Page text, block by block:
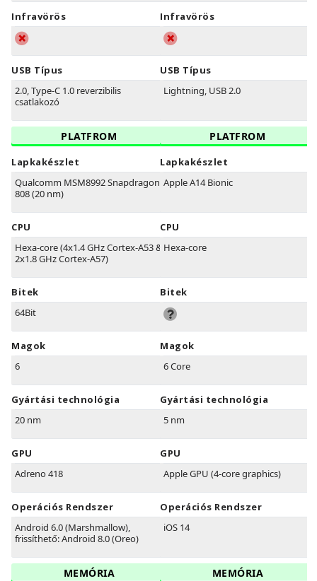
Infravörös
USB Típus
2.0, Type-C 1.0 reverzibilis
csatlakozó
PLATFROM
Lapkakészlet
Qualcomm MSM8992 Snapdragon
808 (20 nm)
CPU
Hexa-core (4x1.4 GHz Cortex-A53 &
2x1.8 GHz Cortex-A57)
Bitek
64Bit
Magok
6
Gyártási technológia
20 nm
GPU
Adreno 418
Operációs Rendszer
Android 6.0 (Marshmallow),
frissíthető: Android 8.0 (Oreo)
MEMÓRIA
Infravörös
USB Típus
Lightning, USB 2.0
PLATFROM
Lapkakészlet
Apple A14 Bionic
CPU
Hexa-core
Bitek
Magok
6 Core
Gyártási technológia
5 nm
GPU
Apple GPU (4-core graphics)
Operációs Rendszer
iOS 14
MEMÓRIA